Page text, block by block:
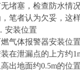
堵塞，检查防水情
，笔者认为欠妥，这
安装位置
气体报警器安装位
在泄漏点的上方约
高出地面约0.5m的位